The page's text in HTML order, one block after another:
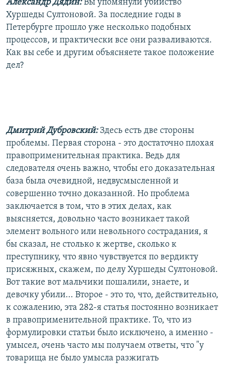
Александр Дядин:Вы упомянули убийство
Хуршеды Султоновой. За последние годы в
Петербурге прошло уже несколько подобных
процессов, и практически все они разваливаются.
Как вы себе и другим объясняете такое положение
дел?
Дмитрий Дубровский: Здесь есть две стороны
проблемы. Первая сторона - это достаточно плохая
правоприменительная практика. Ведь для
следователя очень важно, чтобы его доказательная
база была очевидной, недвусмысленной и
совершенно точно доказанной. Но проблема
заключается в том, что в этих делах, как
выясняется, довольно часто возникает такой
элемент вольного или невольного сострадания, я
бы сказал, не столько к жертве, сколько к
преступнику, что явно чувствуется по вердикту
присяжных, скажем, по делу Хуршеды Султоновой.
Вот такие вот мальчики пошалили, знаете, и
девочку убили... Второе - это то, что, действительно,
к сожалению, эта 282-я статья постоянно возникает
в правоприменительной практике. То, что из
формулировки статьи было исключено, а именно -
умысел, очень часто мы получаем ответы, что "у
товарища не было умысла разжигать